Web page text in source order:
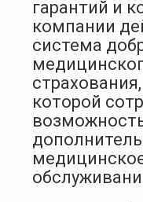
гарантий и
компании
система
которой